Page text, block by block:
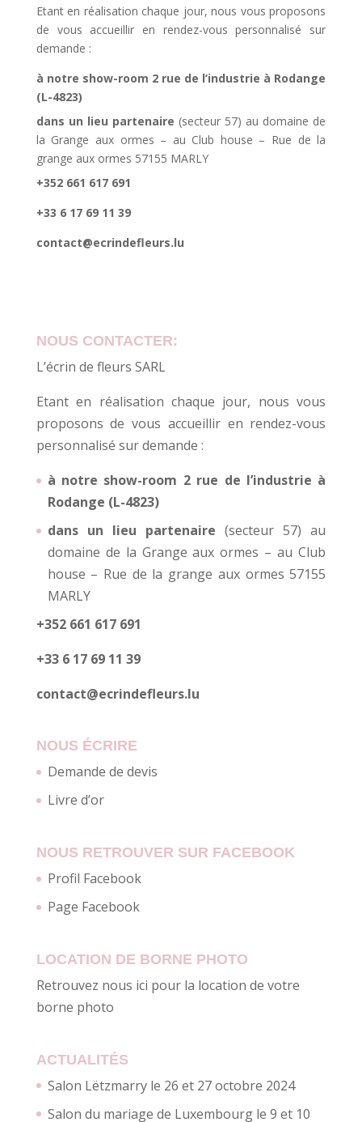
Etant en réalisation chaque jour, nous vous proposons
de vous accueillir en rendez-vous personnalisé sur
demande :
à notre show-room 2 rue de l’industrie à Rodange
(L-4823)
dans un lieu partenaire (secteur 57) au domaine de
la Grange aux ormes – au Club house – Rue de la
grange aux ormes 57155 MARLY
+352 661 617 691
+33 6 17 69 11 39
contact@ecrindefleurs.lu
NOUS CONTACTER:
L’écrin de fleurs SARL
Etant en réalisation chaque jour, nous vous
proposons de vous accueillir en rendez-vous
personnalisé sur demande :
à notre show-room 2 rue de l’industrie à
Rodange (L-4823)
dans un lieu partenaire (secteur 57) au
domaine de la Grange aux ormes – au Club
house – Rue de la grange aux ormes 57155
MARLY
+352 661 617 691
+33 6 17 69 11 39
contact@ecrindefleurs.lu
NOUS ÉCRIRE
Demande de devis
Livre d’or
NOUS RETROUVER SUR FACEBOOK
Profil Facebook
Page Facebook
LOCATION DE BORNE PHOTO
Retrouvez nous ici pour la location de votre
borne photo
ACTUALITÉS
Salon Lëtzmarry le 26 et 27 octobre 2024
Salon du mariage de Luxembourg le 9 et 10